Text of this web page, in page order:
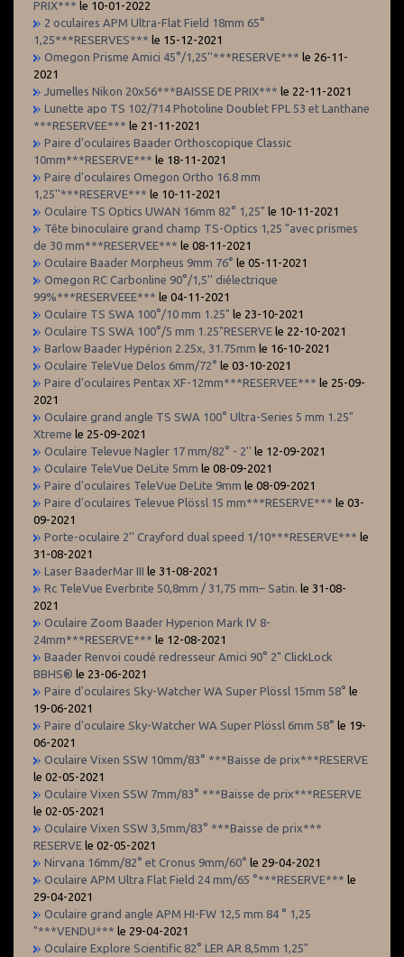
PRIX*** le 10-01-2022
2 oculaires APM Ultra-Flat Field 18mm 65°
1,25***RESERVES*** le 15-12-2021
Omegon Prisme Amici 45°/1,25''***RESERVE*** le 26-11-
2021
Jumelles Nikon 20x56***BAISSE DE PRIX*** le 22-11-2021
Lunette apo TS 102/714 Photoline Doublet FPL 53 et Lanthane
***RESERVEE*** le 21-11-2021
Paire d'oculaires Baader Orthoscopique Classic
10mm***RESERVE*** le 18-11-2021
Paire d'oculaires Omegon Ortho 16.8 mm
1,25''***RESERVE*** le 10-11-2021
Oculaire TS Optics UWAN 16mm 82° 1,25" le 10-11-2021
Tête binoculaire grand champ TS-Optics 1,25 "avec prismes
de 30 mm***RESERVEE*** le 08-11-2021
Oculaire Baader Morpheus 9mm 76° le 05-11-2021
Omegon RC Carbonline 90°/1,5'' diélectrique
99%***RESERVEEE*** le 04-11-2021
Oculaire TS SWA 100°/10 mm 1.25" le 23-10-2021
Oculaire TS SWA 100°/5 mm 1.25"RESERVE le 22-10-2021
Barlow Baader Hypérion 2.25x, 31.75mm le 16-10-2021
Oculaire TeleVue Delos 6mm/72° le 03-10-2021
Paire d'oculaires Pentax XF-12mm***RESERVEE*** le 25-09-
2021
Oculaire grand angle TS SWA 100° Ultra-Series 5 mm 1.25"
Xtreme le 25-09-2021
Oculaire Televue Nagler 17 mm/82° - 2'' le 12-09-2021
Oculaire TeleVue DeLite 5mm le 08-09-2021
Paire d'oculaires TeleVue DeLite 9mm le 08-09-2021
Paire d'oculaires Televue Plössl 15 mm***RESERVE*** le 03-
09-2021
Porte-oculaire 2'' Crayford dual speed 1/10***RESERVE*** le
31-08-2021
Laser BaaderMar III le 31-08-2021
Rc TeleVue Everbrite 50,8mm / 31,75 mm– Satin. le 31-08-
2021
Oculaire Zoom Baader Hyperion Mark IV 8-
24mm***RESERVE*** le 12-08-2021
Baader Renvoi coudé redresseur Amici 90° 2" ClickLock
BBHS® le 23-06-2021
Paire d'oculaires Sky-Watcher WA Super Plössl 15mm 58° le
19-06-2021
Paire d'oculaire Sky-Watcher WA Super Plössl 6mm 58° le 19-
06-2021
Oculaire Vixen SSW 10mm/83° ***Baisse de prix***RESERVE
le 02-05-2021
Oculaire Vixen SSW 7mm/83° ***Baisse de prix***RESERVE
le 02-05-2021
Oculaire Vixen SSW 3,5mm/83° ***Baisse de prix***
RESERVE le 02-05-2021
Nirvana 16mm/82° et Cronus 9mm/60° le 29-04-2021
Oculaire APM Ultra Flat Field 24 mm/65 °***RESERVE*** le
29-04-2021
Oculaire grand angle APM HI-FW 12,5 mm 84 ° 1,25
"***VENDU*** le 29-04-2021
Oculaire Explore Scientific 82° LER AR 8,5mm 1,25"